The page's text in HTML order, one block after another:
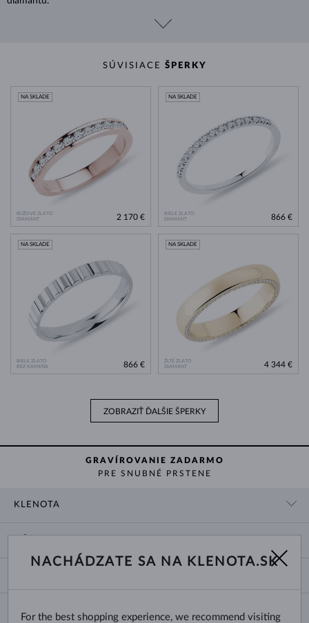
SÚVISIACE ŠPERKY
RUŽOVÉ ZLATO
DIAMANT
NA SKLADE
2 170 €
BIELE ZLATO
DIAMANT
NA SKLADE
866 €
BIELE ZLATO
BEZ KAMEŇA
NA SKLADE
866 €
ŽLTÉ ZLATO
DIAMANT
NA SKLADE
4 344 €
ZOBRAZIŤ ĎALŠIE ŠPERKY
GRAVÍROVANIE ZADARMO
PRE SNUBNÉ PRSTENE
KLENOTA
O NÁS
DODANIE A PLATBA ZA TOVAR
VÝBER SVADOBNÝCH OBRÚČOK
TYPY A DĹŽKY RETIAZOK
NACHÁDZATE SA NA KLENOTA.SK
For the best shopping experience, we recommend visiting